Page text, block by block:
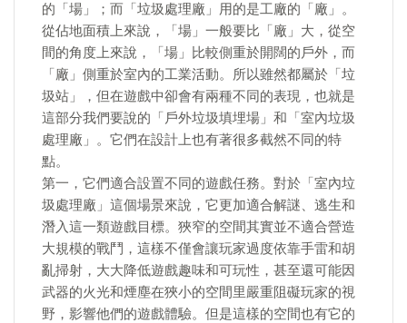
的「場」；而「垃圾處理廠」用的是工廠的「廠」。
從佔地面積上來說，「場」一般要比「廠」大，從空
間的角度上來說，「場」比較側重於開闊的戶外，而
「廠」側重於室內的工業活動。所以雖然都屬於「垃
圾站」，但在遊戲中卻會有兩種不同的表現，也就是
這部分我們要說的「戶外垃圾填埋場」和「室內垃圾
處理廠」。它們在設計上也有著很多截然不同的特
點。
第一，它們適合設置不同的遊戲任務。對於「室內垃
圾處理廠」這個場景來說，它更加適合解謎、逃生和
潛入這一類遊戲目標。狹窄的空間其實並不適合營造
大規模的戰鬥，這樣不僅會讓玩家過度依靠手雷和胡
亂掃射，大大降低遊戲趣味和可玩性，甚至還可能因
武器的火光和煙塵在狹小的空間里嚴重阻礙玩家的視
野，影響他們的遊戲體驗。但是這樣的空間也有它的